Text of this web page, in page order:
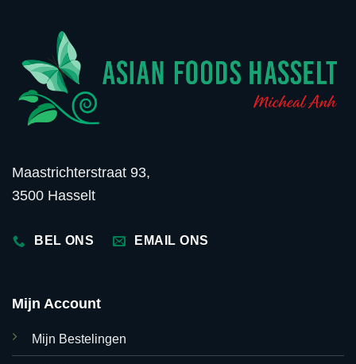
Maastrichterstraat 93,
3500 Hasselt
BEL ONS EMAIL ONS
Mijn Account
Mijn Bestelingen